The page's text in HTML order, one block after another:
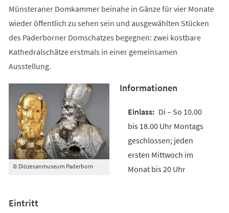
Münsteraner Domkammer beinahe in Gänze für vier Monate
wieder öffentlich zu sehen sein und ausgewählten Stücken
des Paderborner Domschatzes begegnen: zwei kostbare
Kathedralschätze erstmals in einer gemeinsamen
Ausstellung.
© Diözesanmuseum Paderborn
Informationen
Di – So 10.00
bis 18.00 Uhr Montags
geschlossen; jeden
ersten Mittwoch im
Monat bis 20 Uhr
Eintritt